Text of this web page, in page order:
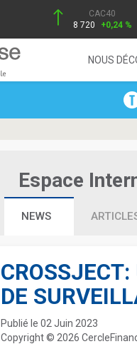
CAC40
8 720
+0,24 %
NOUS
Espace
NEWS
DE
Publié le 02 Juin 2023
Copyright © 2026